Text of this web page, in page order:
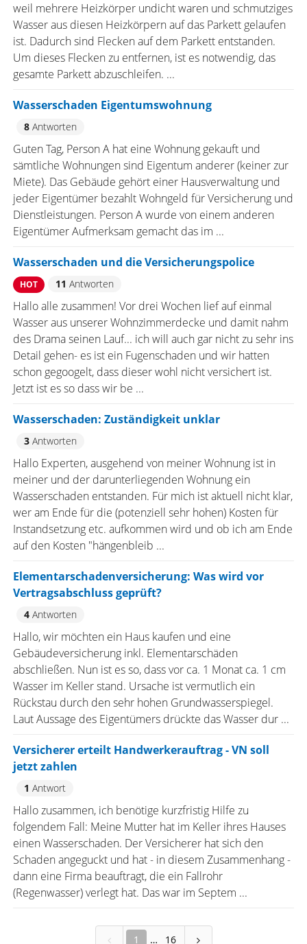
weil mehrere Heizkörper undicht waren und schmutziges
Wasser aus diesen Heizkörpern auf das Parkett gelaufen
ist. Dadurch sind Flecken auf dem Parkett entstanden.
Um dieses Flecken zu entfernen, ist es notwendig, das
gesamte Parkett abzuschleifen. ...
Wasserschaden Eigentumswohnung
8Antworten
Guten Tag, Person A hat eine Wohnung gekauft und
sämtliche Wohnungen sind Eigentum anderer (keiner zur
Miete). Das Gebäude gehört einer Hausverwaltung und
jeder Eigentümer bezahlt Wohngeld für Versicherung und
Dienstleistungen. Person A wurde von einem anderen
Eigentümer Aufmerksam gemacht das im ...
Wasserschaden und die Versicherungspolice
HOT 11 Antworten
Hallo alle zusammen! Vor drei Wochen lief auf einmal
Wasser aus unserer Wohnzimmerdecke und damit nahm
des Drama seinen Lauf... ich will auch gar nicht zu sehr ins
Detail gehen- es ist ein Fugenschaden und wir hatten
schon gegoogelt, dass dieser wohl nicht versichert ist.
Jetzt ist es so dass wir be ...
Wasserschaden: Zuständigkeit unklar
3Antworten
Hallo Experten, ausgehend von meiner Wohnung ist in
meiner und der darunterliegenden Wohnung ein
Wasserschaden entstanden. Für mich ist aktuell nicht klar,
wer am Ende für die (potenziell sehr hohen) Kosten für
Instandsetzung etc. aufkommen wird und ob ich am Ende
auf den Kosten "hängenbleib ...
Elementarschadenversicherung: Was wird vor
Vertragsabschluss geprüft?
4Antworten
Hallo, wir möchten ein Haus kaufen und eine
Gebäudeversicherung inkl. Elementarschäden
abschließen. Nun ist es so, dass vor ca. 1 Monat ca. 1 cm
Wasser im Keller stand. Ursache ist vermutlich ein
Rückstau durch den sehr hohen Grundwasserspiegel.
Laut Aussage des Eigentümers drückte das Wasser dur ...
Versicherer erteilt Handwerkerauftrag - VN soll
jetzt zahlen
1 Antwort
Hallo zusammen, ich benötige kurzfristig Hilfe zu
folgendem Fall: Meine Mutter hat im Keller ihres Hauses
einen Wasserschaden. Der Versicherer hat sich den
Schaden angeguckt und hat - in diesem Zusammenhang -
dann eine Firma beauftragt, die ein Fallrohr
(Regenwasser) verlegt hat. Das war im Septem ...
1 16